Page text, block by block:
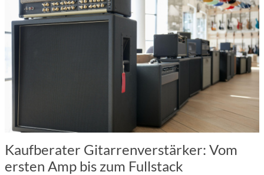
Kaufberater Gitarrenverstärker: Vom
ersten Amp bis zum Fullstack